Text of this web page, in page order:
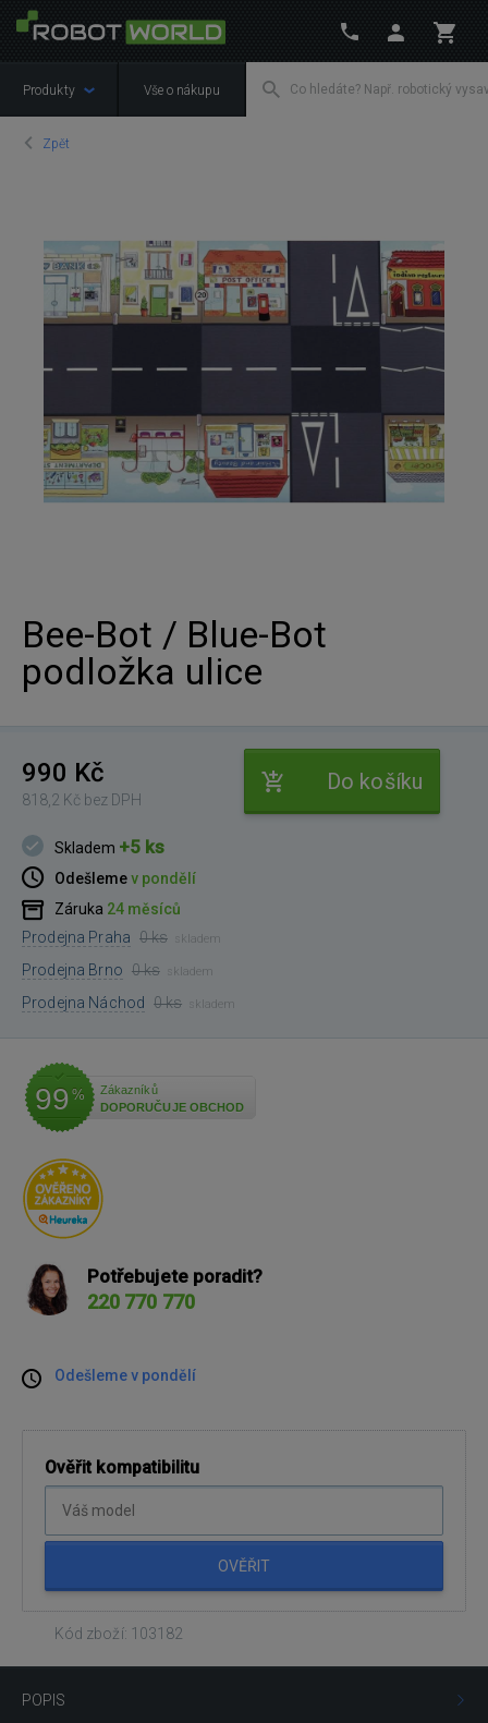
Produkty Vše o nákupu
Zpět
Bee-Bot / Blue-Bot
podložka ulice
990 Kč
818,2 Kč bez DPH
Do košíku
Skladem +5 ks
Odešlemev pondělí
Záruka 24 měsíců
Prodejna Praha 0 ks skladem
Prodejna Brno 0 ks skladem
Prodejna Náchod 0 ks skladem
99 %
Zákazníků
DOPORUČUJE OBCHOD
Potřebujete poradit?
220 770 770
Odešleme v pondělí
Ověřit kompatibilitu
OVĚŘIT
Kód zboží: 103182
POPIS